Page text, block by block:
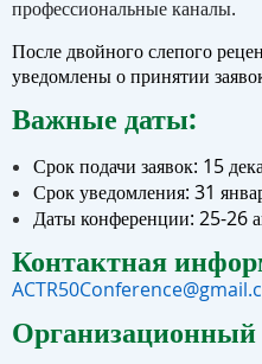
профессиональные каналы.
После двойного слепого
уведомлены о принятии
Важные даты:
Срок подачи заявок: 15
Срок уведомления: 31
Даты конференции: 25-26
Контактная
Организационный